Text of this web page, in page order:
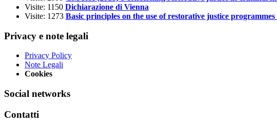
Visite: 1150 Dichiarazione di Vienna
Visite: 1273 Basic principles on the use of restorative justice
Privacy e note legali
Privacy Policy
Note Legali
Cookies
Social networks
Contatti